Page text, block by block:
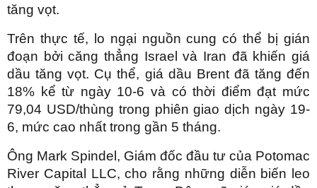
tăng vọt.
Trên thực tế, lo ngại nguồn cung có thể bị gián
đoạn bởi căng thẳng Israel và Iran đã khiến giá
dầu tăng vọt. Cụ thể, giá dầu Brent đã tăng đến
18% kể từ ngày 10-6 và có thời điểm đạt mức
79,04 USD/thùng trong phiên giao dịch ngày 19-
6, mức cao nhất trong gần 5 tháng.
Ông Mark Spindel, Giám đốc đầu tư của Potomac
River Capital LLC, cho rằng những diễn biến leo